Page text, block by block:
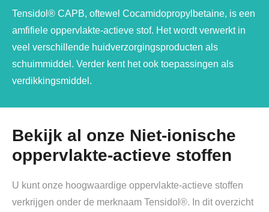
Tensidol® CAPB, oftewel Cocamidopropylbetaine, is een
amfifiele oppervlakte-actieve stof. Het wordt verwerkt in
veel verschillende huidverzorgingsproducten als
schuimmiddel. Verder kent het ook toepassingen als
verdikkingsmiddel.
Bekijk al onze Niet-ionische
oppervlakte-actieve stoffen
U kunt onze hoogwaardige oppervlakte-actieve stoffen
verkrijgen onder de merknaam Tensidol®. In dit overzicht